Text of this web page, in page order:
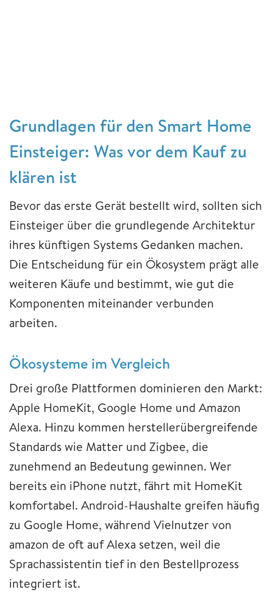
Grundlagen für den Smart Home
Einsteiger: Was vor dem Kauf zu
klären ist
Bevor das erste Gerät bestellt wird, sollten sich
Einsteiger über die grundlegende Architektur
ihres künftigen Systems Gedanken machen.
Die Entscheidung für ein Ökosystem prägt alle
weiteren Käufe und bestimmt, wie gut die
Komponenten miteinander verbunden
arbeiten.
Ökosysteme im Vergleich
Drei große Plattformen dominieren den Markt:
Apple HomeKit, Google Home und Amazon
Alexa. Hinzu kommen herstellerübergreifende
Standards wie Matter und Zigbee, die
zunehmend an Bedeutung gewinnen. Wer
bereits ein iPhone nutzt, fährt mit HomeKit
komfortabel. Android-Haushalte greifen häufig
zu Google Home, während Vielnutzer von
amazon de oft auf Alexa setzen, weil die
Sprachassistentin tief in den Bestellprozess
integriert ist.